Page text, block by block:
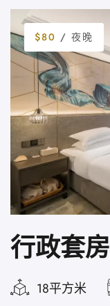
$80 / 夜晚
行政套房
18平方米